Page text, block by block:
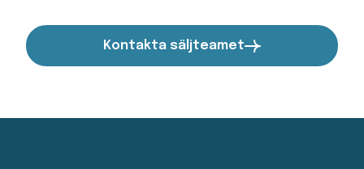
Kontakta säljteamet